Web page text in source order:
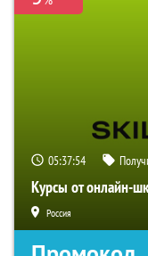
05:37:54
Курсы от онлайн-
Россия